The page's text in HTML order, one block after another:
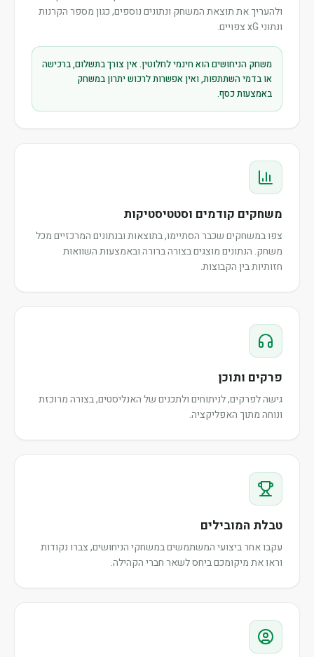
ולהעריך את תוצאת המשחק ונתונים נוספים, כגון מספר הקרנות
ונתוני xG צפויים.
משחק הניחושים הוא חינמי לחלוטין. אין צורך בתשלום, ברכישה
או בדמי השתתפות, ואין אפשרות לרכוש יתרון במשחק
באמצעות כסף.
משחקים קודמים וסטטיסטיקות
צפו במשחקים שכבר הסתיימו, בתוצאות ובנתונים המרכזיים מכל
משחק. הנתונים מוצגים בצורה ברורה ובאמצעות השוואות
חזותיות בין הקבוצות.
פרקים ותוכן
גישה לפרקים, לניתוחים ולתכנים של האנליסטים, בצורה מרוכזת
ונוחה מתוך האפליקציה.
טבלת המובילים
עקבו אחר ביצועי המשתמשים במשחקי הניחושים, צברו נקודות
וראו את מיקומכם ביחס לשאר חברי הקהילה.